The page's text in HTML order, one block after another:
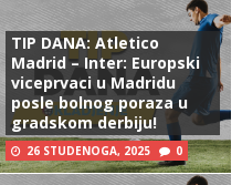
TIP DANA: Atletico
Madrid – Inter: Europski
viceprvaci u Madridu
posle bolnog poraza u
gradskom derbiju!
26 STUDENOGA, 2025 0